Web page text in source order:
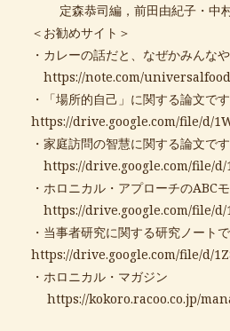
定森恭司編，前田由紀子・中村
＜お勧めサイト＞
・カレーの話だと、なぜかみんな
https://note.com/
・「場所的自己」に関する論文で
https://drive.google.com/file/d/
・家庭訪問の智慧に関する論文で
https://drive.google.com/file/
・ホロニカル・アプローチのABC
https://drive.google.com/file/d/
・当事者研究に関する研究ノート
https://drive.google.com/file/d/
・ホロニカル・マガジン
https://kokoro.racoo.co.jp/